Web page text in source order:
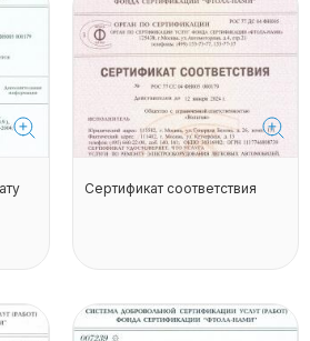
Сертификат соответствия